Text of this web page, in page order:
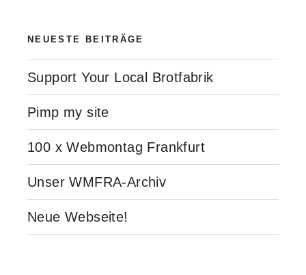
NEUESTE BEITRÄGE
Support Your Local Brotfabrik
Pimp my site
100 x Webmontag Frankfurt
Unser WMFRA-Archiv
Neue Webseite!